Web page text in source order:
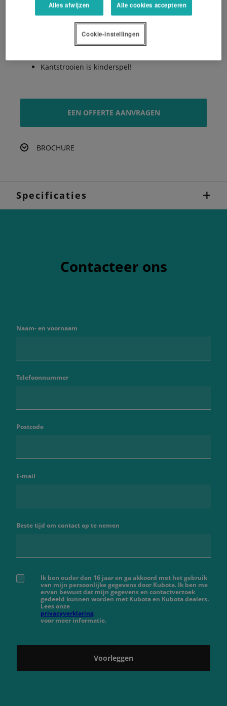
RotaFlow strooisysteem
Snelle en eenvoudige doseerinstelling
Kantstrooien is kinderspel!
EEN OFFERTE AANVRAGEN
BROCHURE
Specificaties
Contacteer ons
Naam- en voornaam
Telefoonnummer
Postcode
E-mail
Beste tijd om contact op te nemen
Ik ben ouder dan 16 jaar en ga akkoord met het gebruik
van mijn persoonlijke gegevens door Kubota. Ik ben me
ervan bewust dat mijn gegevens en contactverzoek
gedeeld kunnen worden met Kubota en Kubota dealers.
Lees onze
privacyverklaring
voor meer informatie.
Voorleggen
Alles afwijzen Alle cookies accepteren
Cookie-instellingen